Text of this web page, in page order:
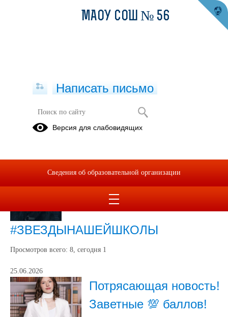
Публикации за Июнь 2026
#ЗВЕЗДЫНАШЕЙШКОЛЫ
Просмотров всего: 8, сегодня 1
25.06.2026
Потрясающая новость!
Заветные 💯 баллов!
МАОУ СОШ № 56
Написать письмо
Версия для слабовидящих
Сведения об образовательной организации